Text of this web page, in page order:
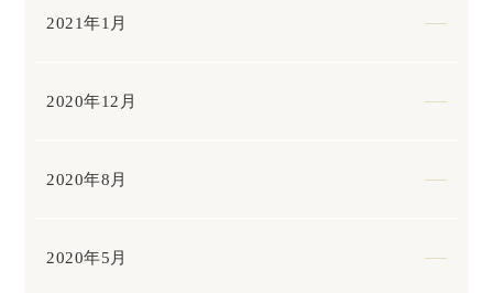
2021年1月
2020年12月
2020年8月
2020年5月